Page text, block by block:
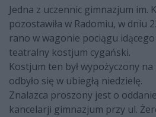
Jedna z uczennic gimnazjum im.
pozostawiła w Radomiu, w dniu
rano w wagonie pociągu
teatralny kostjum cygański.
Kostjum ten był wypożyczony
odbyło się w ubiegłą niedzielę.
Znalazca proszony jest o
kancelarji gimnazjum przy ul.